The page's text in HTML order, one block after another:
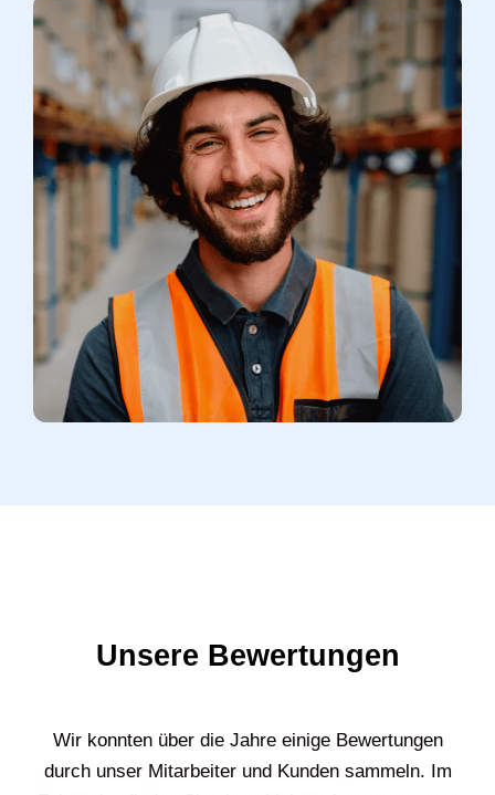
Unsere Bewertungen
Wir konnten über die Jahre einige Bewertungen
durch unser Mitarbeiter und Kunden sammeln. Im